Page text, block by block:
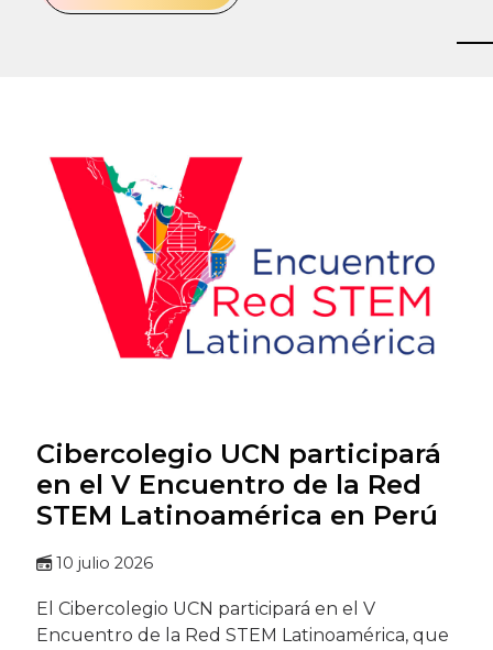
Cibercolegio UCN participará
en el V Encuentro de la Red
STEM Latinoamérica en Perú
10 julio 2026
El Cibercolegio UCN participará en el V
Encuentro de la Red STEM Latinoamérica, que